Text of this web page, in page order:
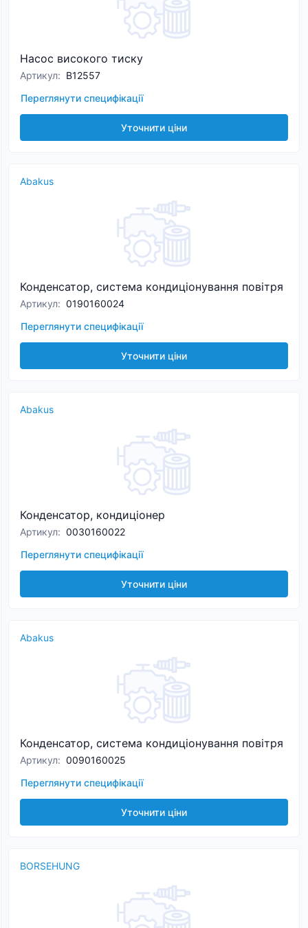
Насос високого тиску
Артикул: B12557
Переглянути специфікації
Уточнити ціни
Abakus
Конденсатор, система кондиціонування повітря
Артикул: 0190160024
Переглянути специфікації
Уточнити ціни
Abakus
Конденсатор, кондиціонер
Артикул: 0030160022
Переглянути специфікації
Уточнити ціни
Abakus
Конденсатор, система кондиціонування повітря
Артикул: 0090160025
Переглянути специфікації
Уточнити ціни
BORSEHUNG